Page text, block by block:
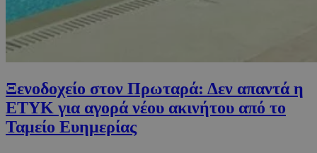
Ξενοδοχείο στον Πρωταρά: Δεν απαντά η
ΕΤΥΚ για αγορά νέου ακινήτου από το
Ταμείο Ευημερίας